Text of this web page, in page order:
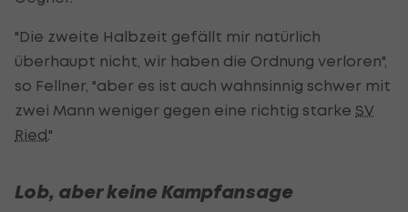
"Die zweite Halbzeit gefällt mir natürlich
überhaupt nicht, wir haben die Ordnung verloren",
so Fellner, "aber es ist auch wahnsinnig schwer mit
zwei Mann weniger gegen eine richtig starke SV
Ried."
Lob, aber keine Kampfansage